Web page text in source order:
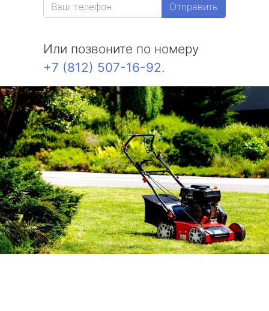
Отправить
Или позвоните по номеру
+7 (812) 507-16-92.